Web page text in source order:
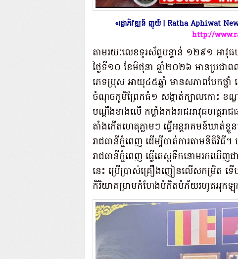
«រដ្ឋាភិវឌ្ឍន៍ ញូយ៍ | Ratha Aphiwat
http://
តាមរយៈលេខទូរស័ព្ទបន្ទាន់ ១២៩១ អាវុ
ថ្ងៃទី១០ ខែមិថុនា ឆ្នាំ២០២៦ មានប្រជ
ភេទប្រុស អាយុ៤៥ឆ្នាំ មានសភាពបែកថ្នាំ
ចំណុចភូមិព្រែកធំ១ សង្កាត់ក្បាលកោះ ខណ្ឌ
បណ្ដឹងខាងលើ កម្លាំងកងរាជអាវុធហត្ថរា
តាំងកើតហេតុភ្លាមៗ ធ្វើអន្តរាគមន៍ឃាត់ខ្
រាជធានីភ្នំពេញ ដើម្បីចាត់ការតាមនីតិវិធី។
រាជធានីភ្នំពេញ ធ្វើតេស្តទឹកនោមរកឃើ
នេះ ប្រើប្រាស់គ្រឿងញៀនលើសកម្រិត ទើប
កិរិយាគម្រាមកំហែងបំភិតបំភ័យរហូតអុកឡុក